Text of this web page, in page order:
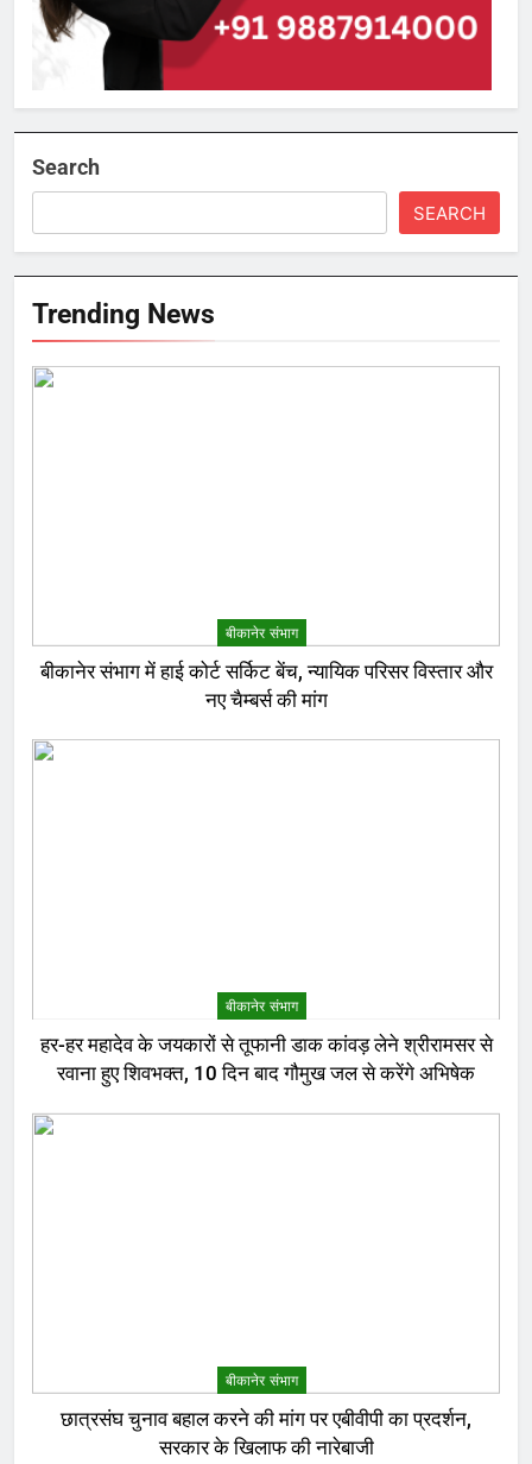
Search
SEARCH
Trending News
बीकानेर संभाग
बीकानेर संभाग में हाई कोर्ट सर्किट बेंच, न्यायिक परिसर विस्तार और
नए चैम्बर्स की मांग
बीकानेर संभाग
हर-हर महादेव के जयकारों से तूफानी डाक कांवड़ लेने श्रीरामसर से
रवाना हुए शिवभक्त, 10 दिन बाद गौमुख जल से करेंगे अभिषेक
बीकानेर संभाग
छात्रसंघ चुनाव बहाल करने की मांग पर एबीवीपी का प्रदर्शन,
सरकार के खिलाफ की नारेबाजी